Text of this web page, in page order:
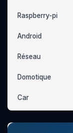
Raspberry-pi
Android
Réseau
Domotique
Car